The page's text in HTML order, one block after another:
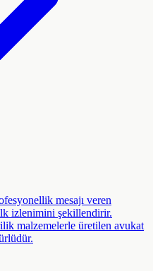
mesajı veren
izlenimini şekillendirir.
malzemelerle üretilen avukat